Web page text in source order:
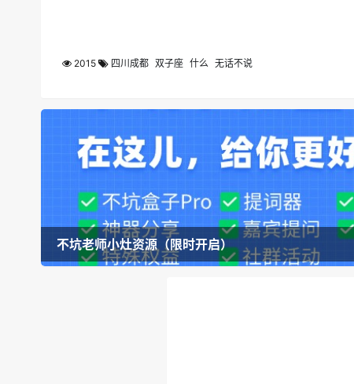
2015 四川成都 双子座 什么 无话不说
不坑老师小灶资源（限时开启）